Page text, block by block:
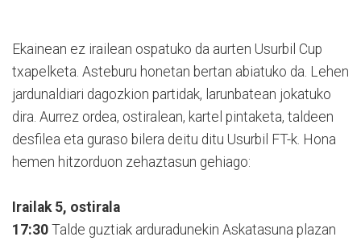
Ekainean ez irailean ospatuko da aurten Usurbil Cup
txapelketa. Asteburu honetan bertan abiatuko da. Lehen
jardunaldiari dagozkion partidak, larunbatean jokatuko
dira. Aurrez ordea, ostiralean, kartel pintaketa, taldeen
desfilea eta guraso bilera deitu ditu Usurbil FT-k. Hona
hemen hitzorduon zehaztasun gehiago:
Irailak 5, ostirala
17:30 Talde guztiak arduradunekin Askatasuna plazan